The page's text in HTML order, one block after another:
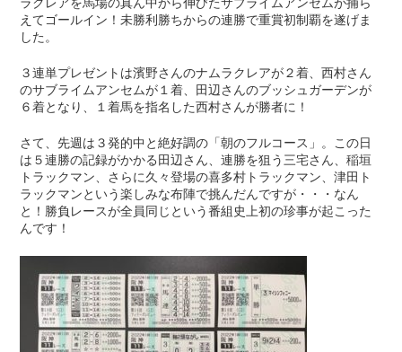
ラクレアを馬場の真ん中から伸びたサブライムアンセムが捕ら
えてゴールイン！未勝利勝ちからの連勝で重賞初制覇を遂げま
した。
３連単プレゼントは濱野さんのナムラクレアが２着、西村さん
のサブライムアンセムが１着、田辺さんのブッシュガーデンが
６着となり、１着馬を指名した西村さんが勝者に！
さて、先週は３発的中と絶好調の「朝のフルコース」。この日
は５連勝の記録がかかる田辺さん、連勝を狙う三宅さん、稲垣
トラックマン、さらに久々登場の喜多村トラックマン、津田ト
ラックマンという楽しみな布陣で挑んだんですが・・・なん
と！勝負レースが全員同じという番組史上初の珍事が起こった
んです！